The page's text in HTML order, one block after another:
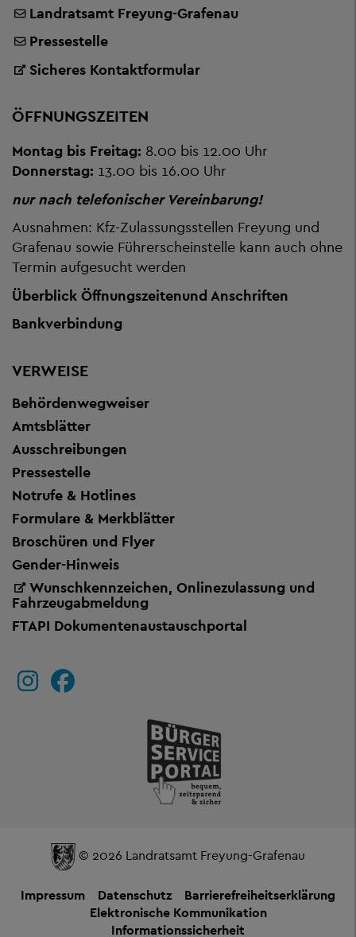
Landratsamt Freyung-Grafenau
Pressestelle
Sicheres Kontaktformular
ÖFFNUNGSZEITEN
Montag bis Freitag: 8.00 bis 12.00 Uhr
Donnerstag: 13.00 bis 16.00 Uhr
nur nach telefonischer Vereinbarung!
Ausnahmen: Kfz-Zulassungsstellen Freyung und
Grafenau sowie Führerscheinstelle kann auch ohne
Termin aufgesucht werden
Überblick Öffnungszeitenund Anschriften
Bankverbindung
VERWEISE
Behördenwegweiser
Amtsblätter
Ausschreibungen
Pressestelle
Notrufe & Hotlines
Formulare & Merkblätter
Broschüren und Flyer
Gender-Hinweis
Wunschkennzeichen, Onlinezulassung und
Fahrzeugabmeldung
FTAPI Dokumentenaustauschportal
© 2026 Landratsamt Freyung-Grafenau
Impressum Datenschutz
Barrierefreiheitserklärung
Elektronische Kommunikation
Informationssicherheit